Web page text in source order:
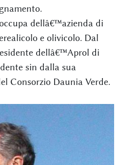
dellâ€™azienda di
e olivicolo. Dal
dellâ€™Aprol di
sin dalla sua
Consorzio Daunia Verde.